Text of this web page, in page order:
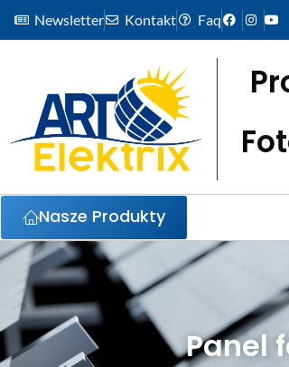
Newsletter Kontakt Faq
Nasze Produkty
Panel